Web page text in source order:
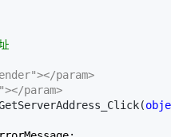
param>
param>
object